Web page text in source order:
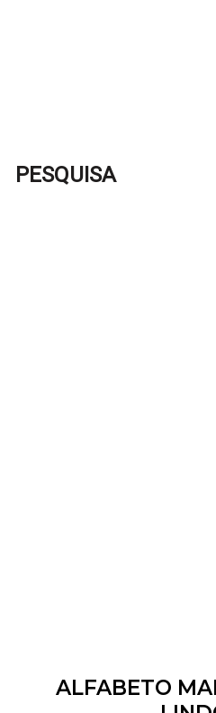
PESQUISA
ALFABETO